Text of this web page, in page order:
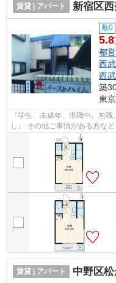
賃貸 | アパート 新宿区
敷0
5.8
都
西
西
築
東
『学生、未成年、求職中、無
し』 その他ご事情がある方な
スタッフが対応致しますのでご
賃貸 | アパート 中野区